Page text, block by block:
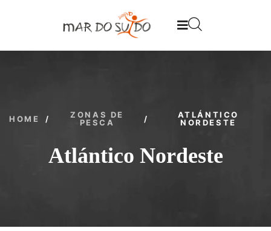
HOME /
ZONAS DE
PESCA
/
ATLÁNTICO
NORDESTE
Atlántico Nordeste